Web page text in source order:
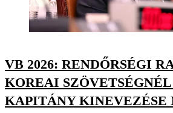
VB 2026: RENDŐRSÉGI
KOREAI
KAPITÁNY KINEVEZÉSE